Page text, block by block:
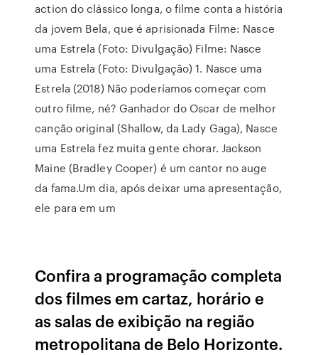
action do clássico longa, o filme conta a história
da jovem Bela, que é aprisionada Filme: Nasce
uma Estrela (Foto: Divulgação) Filme: Nasce
uma Estrela (Foto: Divulgação) 1. Nasce uma
Estrela (2018) Não poderíamos começar com
outro filme, né? Ganhador do Oscar de melhor
canção original (Shallow, da Lady Gaga), Nasce
uma Estrela fez muita gente chorar. Jackson
Maine (Bradley Cooper) é um cantor no auge
da fama.Um dia, após deixar uma apresentação,
ele para em um
Confira a programação completa
dos filmes em cartaz, horário e
as salas de exibição na região
metropolitana de Belo Horizonte.